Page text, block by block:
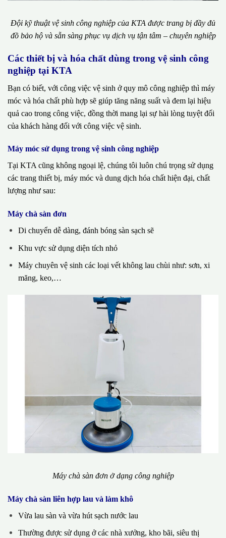
Đội kỹ thuật vệ sinh công nghiệp của KTA được trang bị đầy đủ
đồ bảo hộ và sẵn sàng phục vụ dịch vụ tận tâm – chuyên nghiệp
Các thiết bị và hóa chất dùng trong vệ sinh công
nghiệp tại KTA
Bạn có biết, với công việc vệ sinh ở quy mô công nghiệp thì máy
móc và hóa chất phù hợp sẽ giúp tăng năng suất và đem lại hiệu
quả cao trong công việc, đồng thời mang lại sự hài lòng tuyệt đối
của khách hàng đối với công việc vệ sinh.
Máy móc sử dụng trong vệ sinh công nghiệp
Tại KTA cũng không ngoại lệ, chúng tôi luôn chú trọng sử dụng
các trang thiết bị, máy móc và dung dịch hóa chất hiện đại, chất
lượng như sau:
Máy chà sàn đơn
Di chuyển dễ dàng, đánh bóng sàn sạch sẽ
Khu vực sử dụng diện tích nhỏ
Máy chuyên vệ sinh các loại vết không lau chùi như: sơn, xi
măng, keo,…
Máy chà sàn đơn ở dạng công nghiệp
Máy chà sàn liên hợp lau và làm khô
Vừa lau sàn và vừa hút sạch nước lau
Thường được sử dụng ở các nhà xưởng, kho bãi, siêu thị